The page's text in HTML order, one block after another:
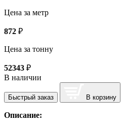
Цена за метр
872 ₽
Цена за тонну
52343 ₽
В наличии
Быстрый заказ В корзину
Описание: